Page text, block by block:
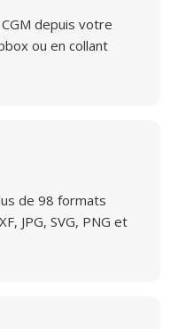
depuis votre
ou en collant
de 98 formats
JPG, SVG, PNG et